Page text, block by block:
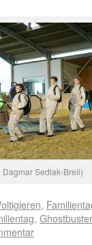
Dagmar Sedlak-Breil)
,
, Ghostbuster